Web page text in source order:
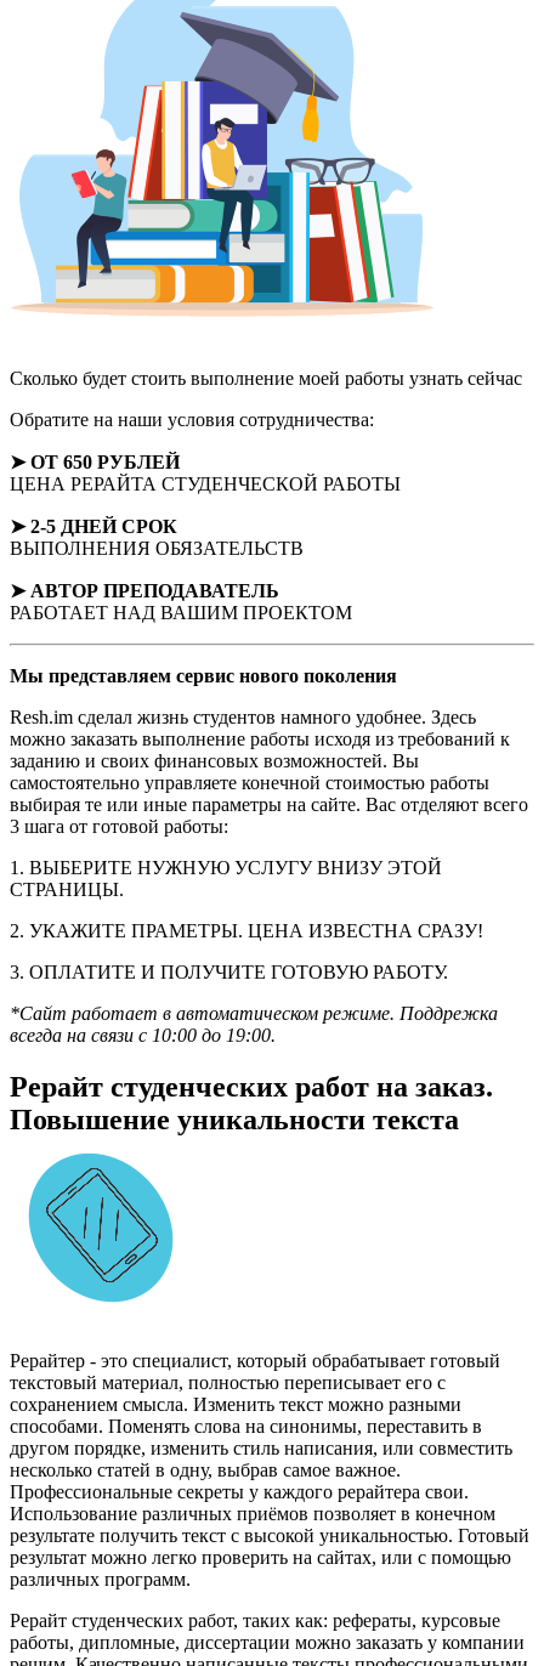
Сколько будет стоить выполнение моей работы узнать сейчас
Обратите на наши условия сотрудничества:
➤ ОТ 650 РУБЛЕЙ
ЦЕНА РЕРАЙТА СТУДЕНЧЕСКОЙ РАБОТЫ
➤ 2-5 ДНЕЙ СРОК
ВЫПОЛНЕНИЯ ОБЯЗАТЕЛЬСТВ
➤ АВТОР ПРЕПОДАВАТЕЛЬ
РАБОТАЕТ НАД ВАШИМ ПРОЕКТОМ
Мы представляем сервис нового поколения
Resh.im сделал жизнь студентов намного удобнее. Здесь
можно заказать выполнение работы исходя из требований к
заданию и своих финансовых возможностей. Вы
самостоятельно управляете конечной стоимостью работы
выбирая те или иные параметры на сайте. Вас отделяют всего
3 шага от готовой работы:
1. ВЫБЕРИТЕ НУЖНУЮ УСЛУГУ ВНИЗУ ЭТОЙ
СТРАНИЦЫ.
2. УКАЖИТЕ ПРАМЕТРЫ. ЦЕНА ИЗВЕСТНА СРАЗУ!
3. ОПЛАТИТЕ И ПОЛУЧИТЕ ГОТОВУЮ РАБОТУ.
*Сайт работает в автоматическом режиме. Поддрежка
всегда на связи с 10:00 до 19:00.
Рерайт студенческих работ на заказ.
Повышение уникальности текста
Рерайтер - это специалист, который обрабатывает готовый
текстовый материал, полностью переписывает его с
сохранением смысла. Изменить текст можно разными
способами. Поменять слова на синонимы, переставить в
другом порядке, изменить стиль написания, или совместить
несколько статей в одну, выбрав самое важное.
Профессиональные секреты у каждого рерайтера свои.
Использование различных приёмов позволяет в конечном
результате получить текст с высокой уникальностью. Готовый
результат можно легко проверить на сайтах, или с помощью
различных программ.
Рерайт студенческих работ, таких как: рефераты, курсовые
работы, дипломные, диссертации можно заказать у компании